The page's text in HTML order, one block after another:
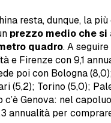
resta, dunque, la
prezzo medio che si
quadro. A
e Firenze con 9,1
poi con Bologna
(5,2); Torino (5,0);
c’è Genova: nel
annualità per